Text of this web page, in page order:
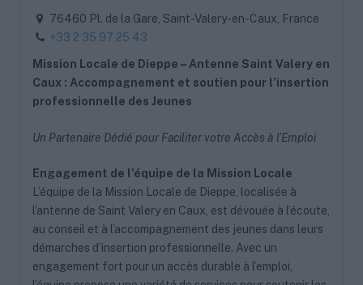
76460 Pl. de la Gare, Saint-Valery-en-Caux, France
+33 2 35 97 25 43
Mission Locale de Dieppe – Antenne Saint Valery en
Caux : Accompagnement et soutien pour l’insertion
professionnelle des Jeunes
Un Partenaire Dédié pour Faciliter votre Accès à l’Emploi
Engagement de l’équipe de la Mission Locale
L’équipe de la Mission Locale de Dieppe, localisée à
l’antenne de Saint Valery en Caux, est dévouée à l’écoute,
au conseil et à l’accompagnement des jeunes dans leurs
démarches d’insertion professionnelle. Avec un
engagement fort pour un accès durable à l’emploi,